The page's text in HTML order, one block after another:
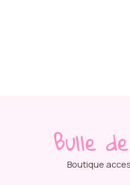
Bulle
Boutique